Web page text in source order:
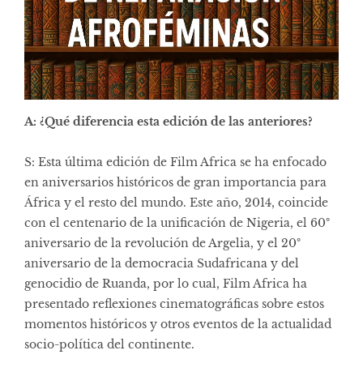
A: ¿Qué diferencia esta edición de las anteriores?
S: Esta última edición de Film Africa se ha enfocado
en aniversarios históricos de gran importancia para
África y el resto del mundo. Este año, 2014, coincide
con el centenario de la unificación de Nigeria, el 60º
aniversario de la revolución de Argelia, y el 20º
aniversario de la democracia Sudafricana y del
genocidio de Ruanda, por lo cual, Film Africa ha
presentado reflexiones cinematográficas sobre estos
momentos históricos y otros eventos de la actualidad
socio-política del continente.